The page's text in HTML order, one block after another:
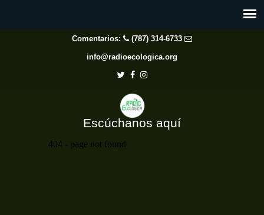
Comentarios: (787) 314-6733
info@radioecologica.org
Escúchanos aquí